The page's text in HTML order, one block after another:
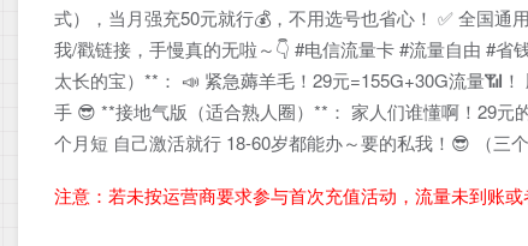
式），当月强充50元就行💰，不用选号也省心！ ✅ 全国
我/戳链接，手慢真的无啦～👇 #电信流量卡 #流量自由 #
太长的宝）**： 📣 紧急薅羊毛！29元=155G+30G流量📶
手 😎 **接地气版（适合熟人圈）**： 家人们谁懂啊！29
个月短 自己激活就行 18-60岁都能办～要的私我！😎 （三
注意：若未按运营商要求参与首次充值活动，流量未到账